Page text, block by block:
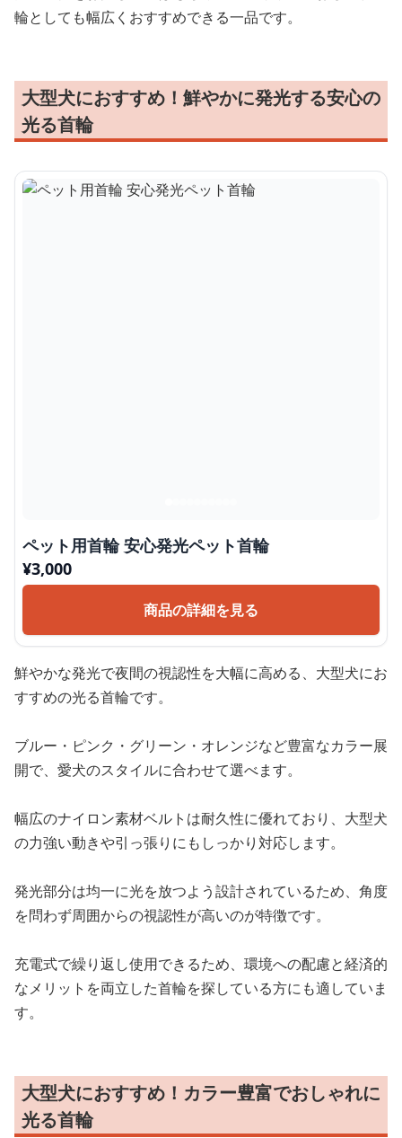
輪としても幅広くおすすめできる一品です。
大型犬におすすめ！鮮やかに発光する安心の
光る首輪
ペット用首輪 安心発光ペット首輪
¥3,000
商品の詳細を見る
鮮やかな発光で夜間の視認性を大幅に高める、大型犬にお
すすめの光る首輪です。
ブルー・ピンク・グリーン・オレンジなど豊富なカラー展
開で、愛犬のスタイルに合わせて選べます。
幅広のナイロン素材ベルトは耐久性に優れており、大型犬
の力強い動きや引っ張りにもしっかり対応します。
発光部分は均一に光を放つよう設計されているため、角度
を問わず周囲からの視認性が高いのが特徴です。
充電式で繰り返し使用できるため、環境への配慮と経済的
なメリットを両立した首輪を探している方にも適していま
す。
大型犬におすすめ！カラー豊富でおしゃれに
光る首輪